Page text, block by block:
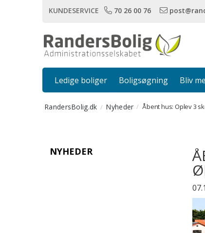
KUNDESERVICE 70 26 00 76
Ledige boliger Boligsøgning Bliv
RandersBolig.dk Nyheder Åbent hus: Oplev 3
NYHEDER